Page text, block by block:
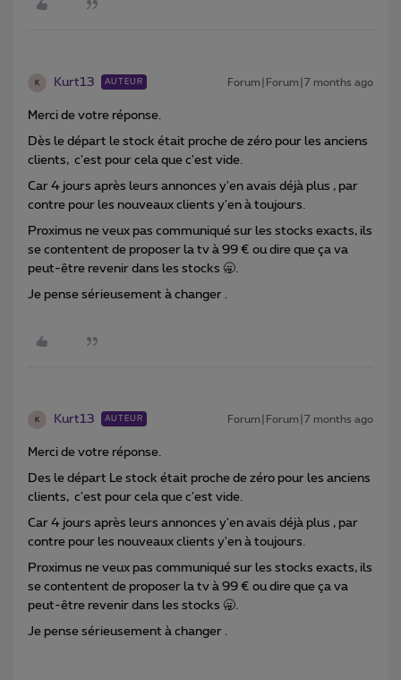
K Kurt13 AUTEUR Forum|Forum|7 months ago
Merci de votre réponse.
Dès le départ le stock était proche de zéro pour les anciens
clients, c'est pour cela que c'est vide.
Car 4 jours après leurs annonces y'en avais déjà plus , par
contre pour les nouveaux clients y'en à toujours.
Proximus ne veux pas communiqué sur les stocks exacts, ils
se contentent de proposer la tv à 99 € ou dire que ça va
peut-être revenir dans les stocks 🥱.
Je pense sérieusement à changer .
K Kurt13 AUTEUR Forum|Forum|7 months ago
Merci de votre réponse.
Des le départ Le stock était proche de zéro pour les anciens
clients, c'est pour cela que c'est vide.
Car 4 jours après leurs annonces y'en avais déjà plus , par
contre pour les nouveaux clients y'en à toujours.
Proximus ne veux pas communiqué sur les stocks exacts, ils
se contentent de proposer la tv à 99 € ou dire que ça va
peut-être revenir dans les stocks 🥱.
Je pense sérieusement à changer .